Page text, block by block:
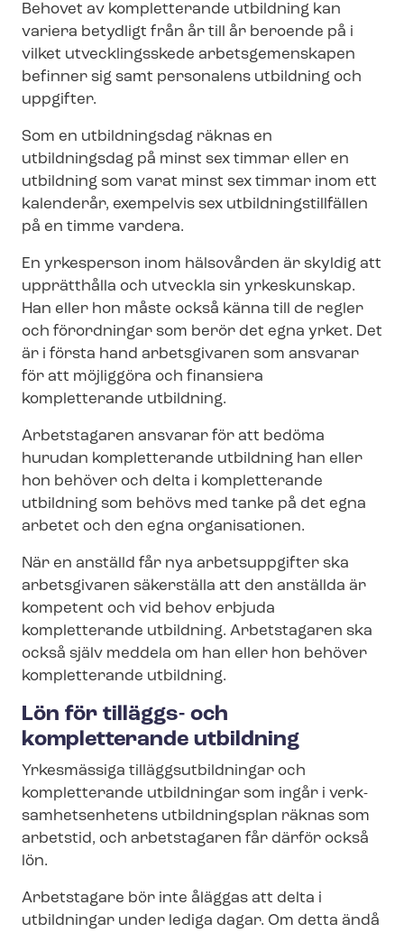
Behovet av kompletterande utbildning kan
variera betydligt från år till år beroende på i
vilket utvecklingsskede arbetsgemenskapen
befinner sig samt personalens utbildning och
uppgifter.
Som en utbildningsdag räknas en
utbildningsdag på minst sex timmar eller en
utbildning som varat minst sex timmar inom ett
kalenderår, exempelvis sex ut­bild­nings­till­fäl­len
på en timme vardera.
En yrkesperson inom hälsovården är skyldig att
upprätthålla och utveckla sin yrkeskunskap.
Han eller hon måste också känna till de regler
och förordningar som berör det egna yrket. Det
är i första hand arbetsgivaren som ansvarar
för att möjliggöra och finansiera
kompletterande utbildning.
Arbetstagaren ansvarar för att bedöma
hurudan kompletterande utbildning han eller
hon behöver och delta i kompletterande
utbildning som behövs med tanke på det egna
arbetet och den egna organisationen.
När en anställd får nya arbetsuppgifter ska
arbetsgivaren säkerställa att den anställda är
kompetent och vid behov erbjuda
kompletterande utbildning. Arbetstagaren ska
också själv meddela om han eller hon behöver
kompletterande utbildning.
Lön för tilläggs- och
kompletterande utbildning
Yrkesmässiga tilläggs­ut­bild­ning­ar och
kompletterande utbildningar som ingår i verk­
sam­het­sen­he­tens utbildningsplan räknas som
arbetstid, och arbetstagaren får därför också
lön.
Arbetstagare bör inte åläggas att delta i
utbildningar under lediga dagar. Om detta ändå